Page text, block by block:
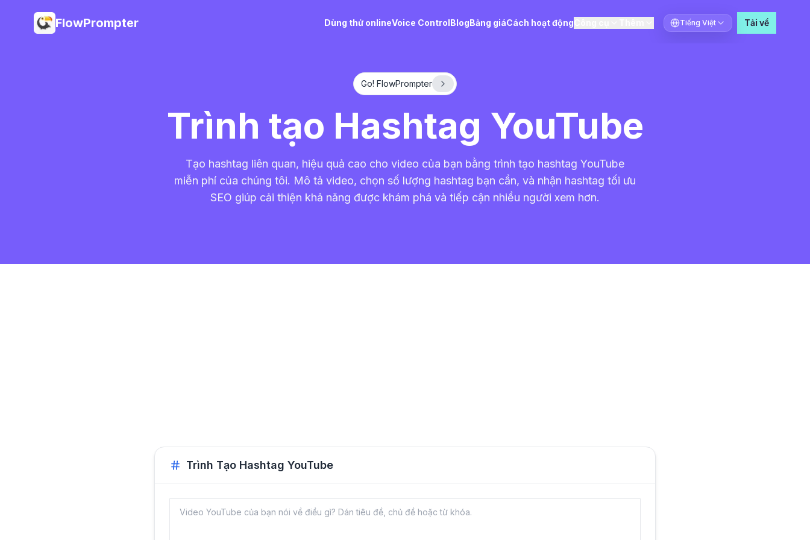
FlowPrompter Dùng thử onlineVoice ControlBlogBảng giáCách hoạt động Chọn ngôn ngữ
Tiếng Việt Tải về
Go! FlowPrompter
Trình tạo Hashtag YouTube
Tạo hashtag liên quan, hiệu quả cao cho video của bạn bằng trình tạo hashtag YouTube
miễn phí của chúng tôi. Mô tả video, chọn số lượng hashtag bạn cần, và nhận hashtag tối ưu
SEO giúp cải thiện khả năng được khám phá và tiếp cận nhiều người xem hơn.
Trình Tạo Hashtag YouTube